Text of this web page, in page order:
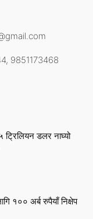
9851173468
डलर नाघ्यो
१०० अर्ब रुपैयाँ निक्षेप